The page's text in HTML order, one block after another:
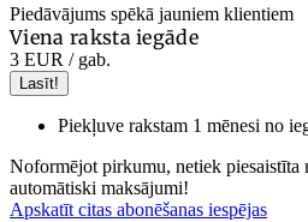
Piedāvājums spēkā jauniem klientiem
Viena raksta iegāde
3 EUR / gab.
Lasīt!
Piekļuve rakstam 1 mēnesi no
Noformējot pirkumu, netiek piesaistīta
automātiski maksājumi!
Apskatīt citas abonēšanas iespējas